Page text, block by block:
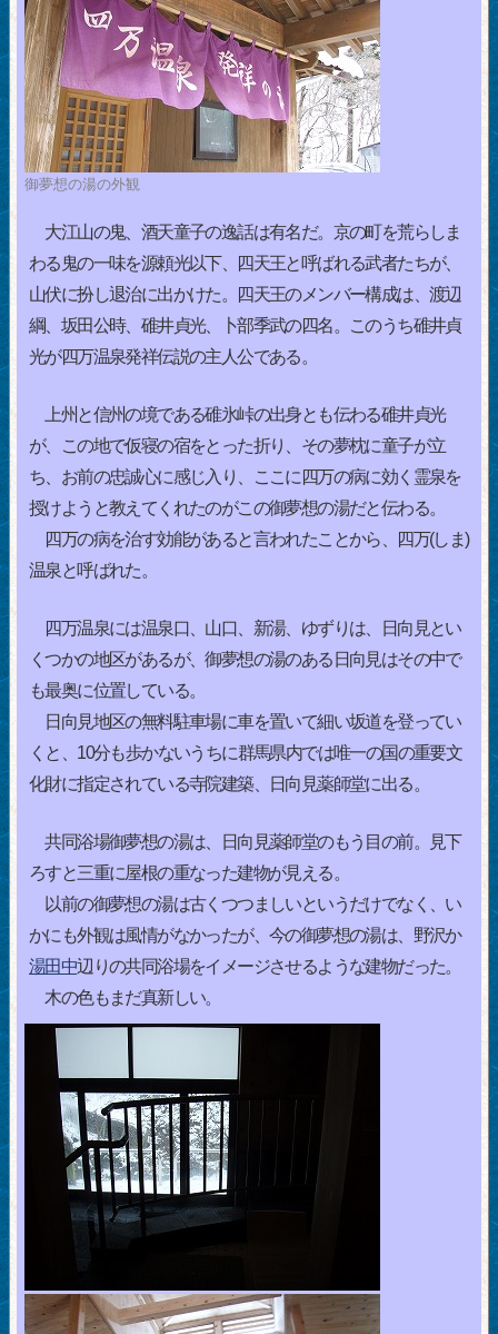
御夢想の湯の外観
大江山の鬼、酒天童子の逸話は有名だ。京の町を荒らしま
わる鬼の一味を源頼光以下、四天王と呼ばれる武者たちが、
山伏に扮し退治に出かけた。四天王のメンバー構成は、渡辺
綱、坂田公時、碓井貞光、卜部季武の四名。このうち碓井貞
光が四万温泉発祥伝説の主人公である。
上州と信州の境である碓氷峠の出身とも伝わる碓井貞光
が、この地で仮寝の宿をとった折り、その夢枕に童子が立
ち、お前の忠誠心に感じ入り、ここに四万の病に効く霊泉を
授けようと教えてくれたのがこの御夢想の湯だと伝わる。
四万の病を治す効能があると言われたことから、四万(しま)
温泉と呼ばれた。
四万温泉には温泉口、山口、新湯、ゆずりは、日向見とい
くつかの地区があるが、御夢想の湯のある日向見はその中で
も最奥に位置している。
日向見地区の無料駐車場に車を置いて細い坂道を登ってい
くと、10分も歩かないうちに群馬県内では唯一の国の重要文
化財に指定されている寺院建築、日向見薬師堂に出る。
共同浴場御夢想の湯は、日向見薬師堂のもう目の前。見下
ろすと三重に屋根の重なった建物が見える。
以前の御夢想の湯は古くつつましいというだけでなく、い
かにも外観は風情がなかったが、今の御夢想の湯は、野沢か
湯田中辺りの共同浴場をイメージさせるような建物だった。
木の色もまだ真新しい。